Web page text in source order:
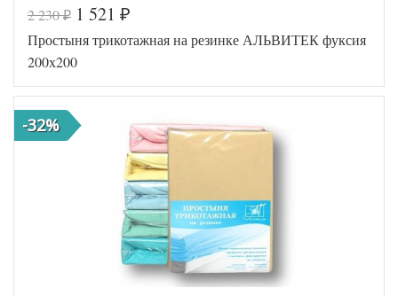
2 230₽ 1 521 ₽
Простыня трикотажная на резинке АЛЬВИТЕК фуксия
200х200
-32%